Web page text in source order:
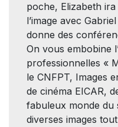
poche, Elizabeth
l’image avec
donne des
On vous embobine
professionnelles «
le CNFPT, Images
de cinéma EICAR,
fabuleux monde
diverses images